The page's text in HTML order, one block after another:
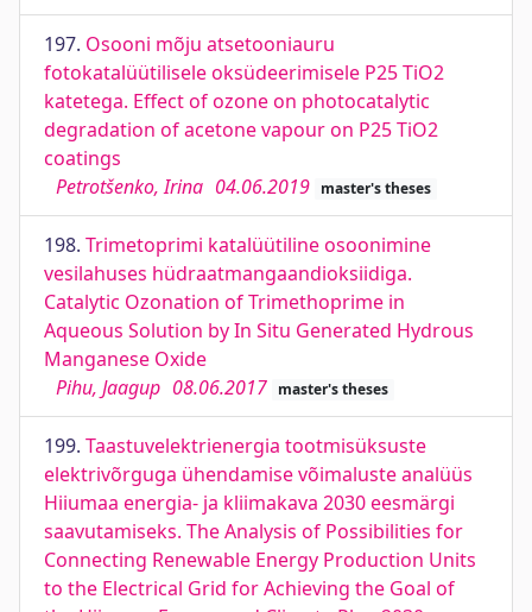
197. Osooni mõju atsetooniauru
fotokatalüütilisele oksüdeerimisele P25 TiO2
katetega. Effect of ozone on photocatalytic
degradation of acetone vapour on P25 TiO2
coatings
Petrotšenko, Irina 04.06.2019 master's theses
198. Trimetoprimi katalüütiline osoonimine
vesilahuses hüdraatmangaandioksiidiga.
Catalytic Ozonation of Trimethoprime in
Aqueous Solution by In Situ Generated Hydrous
Manganese Oxide
Pihu, Jaagup 08.06.2017 master's theses
199. Taastuvelektrienergia tootmisüksuste
elektrivõrguga ühendamise võimaluste analüüs
Hiiumaa energia- ja kliimakava 2030 eesmärgi
saavutamiseks. The Analysis of Possibilities for
Connecting Renewable Energy Production Units
to the Electrical Grid for Achieving the Goal of